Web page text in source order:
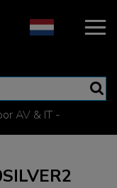
AV & IT -